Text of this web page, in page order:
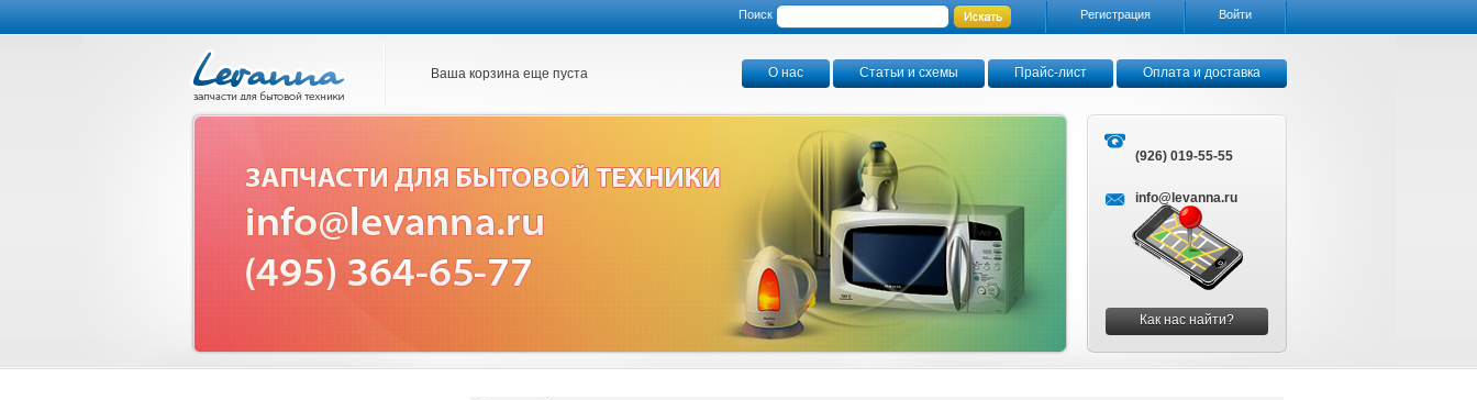
Регистрация Войти
Поиск
Ваша корзина еще пуста О нас Статьи и схемы Прайс-лист Оплата и доставка
(926) 019-55-55
info@levanna.ru
Как нас найти?